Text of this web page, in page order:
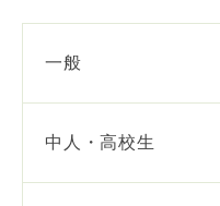
一般
中人・高校生